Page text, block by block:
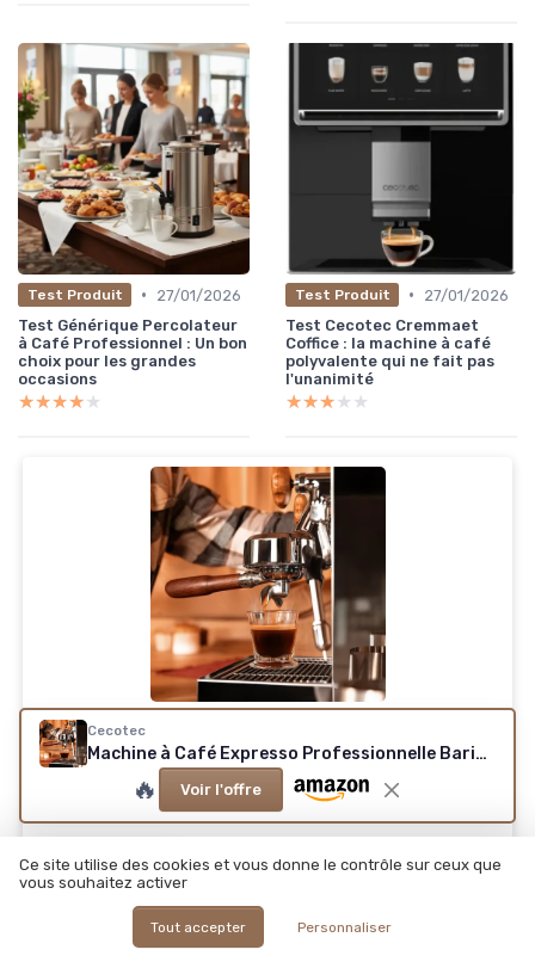
Test Produit •
27/01/2026
Test Générique Percolateur
à Café Professionnel : Un bon
choix pour les grandes
occasions
★★★★★
★★★★★
Test Produit •
27/01/2026
Test Cecotec Cremmaet
Coffice : la machine à café
polyvalente qui ne fait pas
l'unanimité
★★★★★
★★★★★
CECOTEC
Machine a Café Expresso Professionnelle Barista
Baristeo Classic - Pré-Infusion Pour Meilleure
Extraction, Réservoir Amovible 2,5 L, Pompe
Italienne 15 Bars, Contrôle PID, Chaudière Inox 1 L
Modern
Voir l'offre
Cecotec
Machine à Café Expresso Professionnelle Barista Baristeo Classic
🔥 Voir l'offre
Ce site utilise des cookies et vous donne le contrôle sur ceux que
vous souhaitez activer
Tout accepter Personnaliser